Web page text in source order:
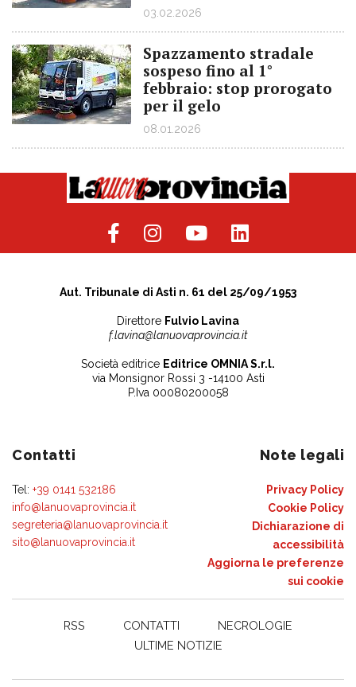
03.02.2026
Spazzamento stradale
sospeso fino al 1°
febbraio: stop prorogato
per il gelo
08.01.2026
Aut. Tribunale di Asti n. 61 del 25/09/1953
Direttore Fulvio Lavina
f.lavina@lanuovaprovincia.it
Società editrice Editrice OMNIA S.r.l.
via Monsignor Rossi 3 -14100 Asti
P.Iva 00080200058
Contatti
Tel: +39 0141 532186
info@lanuovaprovincia.it
segreteria@lanuovaprovincia.it
sito@lanuovaprovincia.it
Note legali
Privacy Policy
Cookie Policy
Dichiarazione di
accessibilità
Aggiorna le preferenze
sui cookie
RSS CONTATTI
NECROLOGIE
ULTIME NOTIZIE